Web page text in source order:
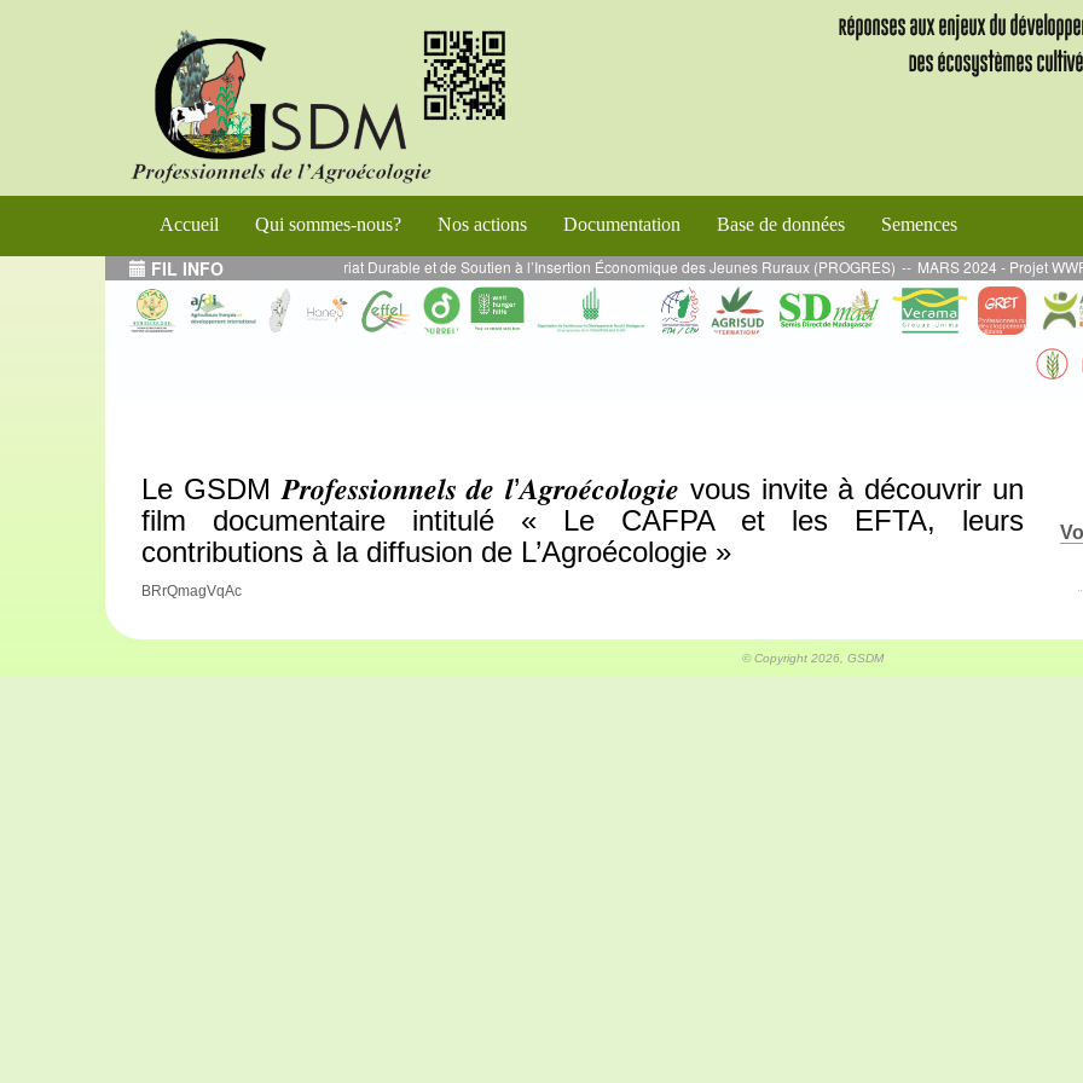
Accueil Qui sommes-nous? Nos actions Documentation Base de données Semences
FIL INFO
de Renforcement de l’Entrepreneuriat Durable et de Soutien à l’Insertion Économique des Jeunes Ruraux (PROGRES) -- MARS 2024 - Projet WWF/
Le GSDM 𝑷𝒓𝒐𝒇𝒆𝒔𝒔𝒊𝒐𝒏𝒏𝒆𝒍𝒔 𝒅𝒆 𝒍’𝑨𝒈𝒓𝒐𝒆́𝒄𝒐𝒍𝒐𝒈𝒊𝒆 vous invite à découvrir un
film documentaire intitulé « Le CAFPA et les EFTA, leurs
contributions à la diffusion de L’Agroécologie »
BRrQmagVqAc
© Copyright 2026, GSDM